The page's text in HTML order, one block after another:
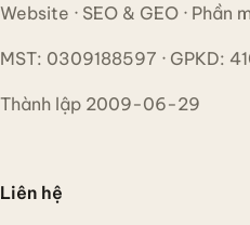
Website · SEO & GEO · Phần
MST: 0309188597 · GPKD:
Thành lập 2009-06-29
Liên hệ